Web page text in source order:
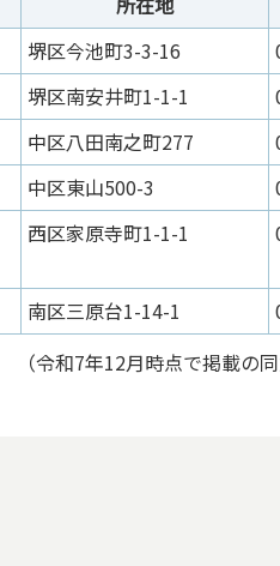
堺区今池町3-3-16
堺区南安井町1-1-1
中区八田南之町277
中区東山500-3
西区家原寺町1-1-1
南区三原台1-14-1
（令和7年12月時点で掲載の